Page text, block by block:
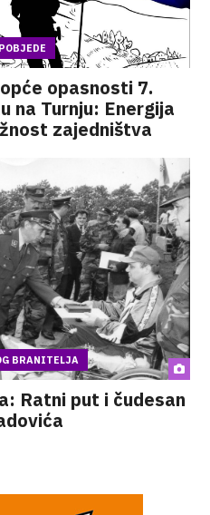
opasnosti 7.
na Turnju: Energija
zajedništva
BRANITELJA
Ratni put i čudesan